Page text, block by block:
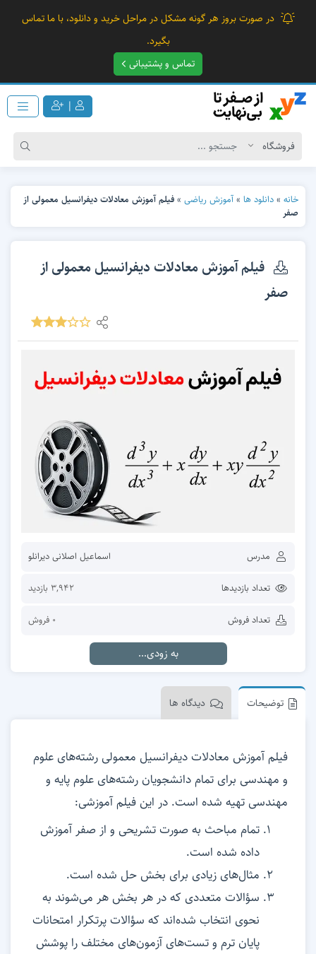
در صورت بروز هر گونه مشکل در مراحل خرید و دانلود، با ما تماس
بگیرد.
تماس و پشتیبانی
|
خانه » دانلود ها »آموزش ریاضی » فیلم آموزش معادلات دیفرانسیل معمولی از
صفر
فیلم آموزش معادلات دیفرانسیل معمولی از
صفر
مدرس اسماعیل اصلانی دیرانلو
تعداد بازدیدها 3,942 بازدید
تعداد فروش 0 فروش
به زودی...
توضیحات دیدگاه ها
فیلم آموزش معادلات دیفرانسیل معمولی رشته‌های علوم
و مهندسی برای تمام دانشجویان رشته‌های علوم پایه و
مهندسی تهیه شده است. در این فیلم آموزشی:
تمام مباحث به صورت تشریحی و از صفر آموزش
داده شده است.
مثال‌های زیادی برای بخش حل شده است.
سؤالات متعددی که در هر بخش هر می‌شوند به
نحوی انتخاب شده‌اند که سؤالات پرتکرار امتحانات
پایان ترم و تست‌های آزمون‌های مختلف را پوشش